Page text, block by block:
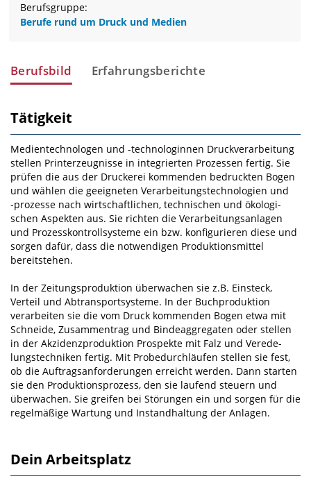
Berufsgruppe:
Berufe rund um Druck und Medien
Berufsbild Erfahrungsberichte
Tätigkeit
Medientechnologen und ‑technologinnen Druckverarbeitung
stellen Printerzeugnisse in integrierten Prozessen fertig. Sie
prüfen die aus der Druckerei kommenden bedruckten Bogen
und wählen die ge­eigneten Verarbeitungstechnologien und
‑prozesse nach wirtschaftlichen, technischen und ökologi­
schen Aspekten aus. Sie richten die Verarbeitungsanlagen
und Prozesskontrollsysteme ein bzw. konfi­gurieren diese und
sorgen dafür, dass die notwendigen Produktionsmittel
bereitstehen.
In der Zeitungsproduktion überwachen sie z.B. Einsteck­,
Verteil­ und Abtransportsysteme. In der Buchproduktion
verarbeiten sie die vom Druck kommenden Bogen etwa mit
Schneide­, Zusammen­trag­ und Bindeaggregaten oder stellen
in der Akzidenzproduktion Prospekte mit Falz­ und Verede­
lungstechniken fertig. Mit Probedurchläufen stellen sie fest,
ob die Auftragsanforderungen erreicht werden. Dann starten
sie den Produktionsprozess, den sie laufend steuern und
überwachen. Sie grei­fen bei Störungen ein und sorgen für die
regelmäßige Wartung und Instandhaltung der Anlagen.
Dein Arbeitsplatz